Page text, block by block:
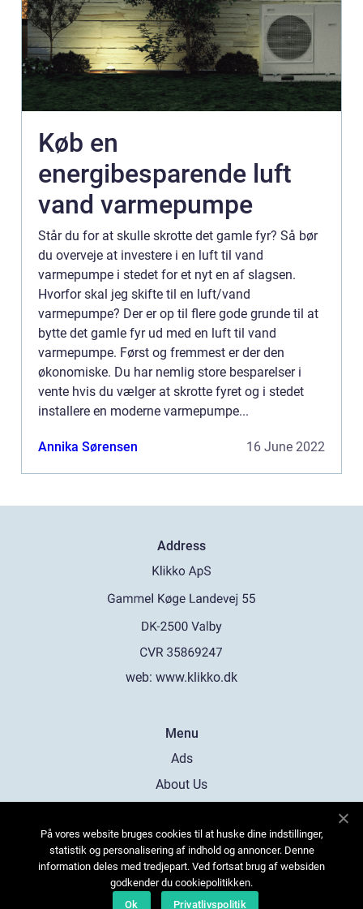
Køb en
energibesparende luft
vand varmepumpe
Står du for at skulle skrotte det gamle fyr? Så bør
du overveje at investere i en luft til vand
varmepumpe i stedet for et nyt en af slagsen.
Hvorfor skal jeg skifte til en luft/vand
varmepumpe? Der er op til flere gode grunde til at
bytte det gamle fyr ud med en luft til vand
varmepumpe. Først og fremmest er der den
økonomiske. Du har nemlig store besparelser i
vente hvis du vælger at skrotte fyret og i stedet
installere en moderne varmepumpe...
Annika Sørensen 16 June 2022
Address
web: www.klikko.dk
Menu
Ads
About Us
Contact
Sitemap
På vores website bruges cookies til at huske dine indstillinger,
statistik og personalisering af indhold og annoncer. Denne
information deles med tredjepart. Ved fortsat brug af websiden
godkender du cookiepolitikken.
Ok
Privatlivspolitik